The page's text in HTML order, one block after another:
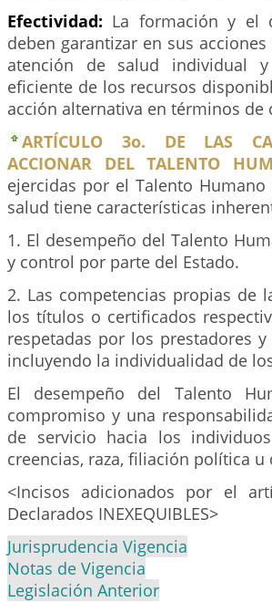
Efectividad: La formación y el
deben garantizar en sus
atención de salud individual
eficiente de los recursos
acción alternativa en términos de
ARTÍCULO 3o. DE LAS
ACCIONAR DEL TALENTO
ejercidas por el Talento
salud tiene características
1. El desempeño del Talento
y control por parte del Estado.
2. Las competencias propias de
los títulos o certificados
respetadas por los prestadores
incluyendo la individualidad de
El desempeño del Talento
compromiso y una
de servicio hacia los
creencias, raza, filiación política
<Incisos adicionados por el
Declarados INEXEQUIBLES>
Jurisprudencia Vigencia
Notas de Vigencia
Legislación Anterior